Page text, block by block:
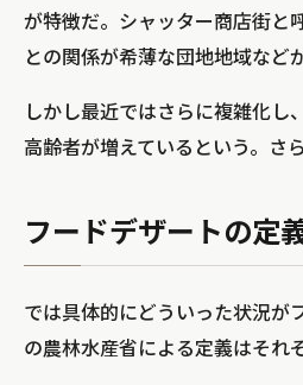
が特徴だ。シャッター商店街と
との関係が希薄な団地地域など
しかし最近ではさらに複雑化し
高齢者が増えているという。さ
フードデザートの定
では具体的にどういった状況が
の農林水産省による定義はそれ